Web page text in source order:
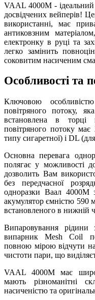
VAAL 4000M - ідеальний
досвідчених вейперів!
використанні, має
антиковзним
електронку в руці та
легко замінить
соковитим насиченим
Особливості та
Ключовою
повітряного потоку,
встановлена в торці
повітряного потоку
типу сигаретної) і DL
Основна перевага
полягає у можливості
дозволить Вам
без передчасної
одноразки Ваал 4000М
акумулятор ємністю 590
встановленого в нижній
Випаровування рідини
випарник Mesh Coil
повною мірою відчути
чистоти пари, що
VAAL 4000M має
мають різноманітні
насиченістю та